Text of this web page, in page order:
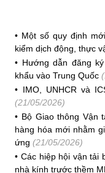
• Một số quy định
kiểm dịch động, thực
• Hướng dẫn đăng
khẩu vào Trung Quốc
• IMO, UNHCR và
(21/05/2026)
• Bộ Giao thông Vận
hàng hóa mới nhằm
ứng (21/05/2026)
•Các hiệp hội vận tải
nhà kính trước thềm